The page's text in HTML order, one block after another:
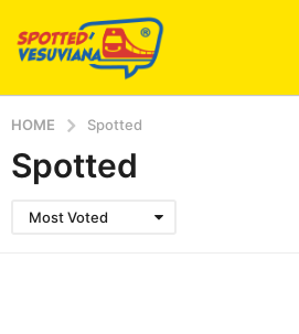
HOME Spotted
Spotted
Most Voted